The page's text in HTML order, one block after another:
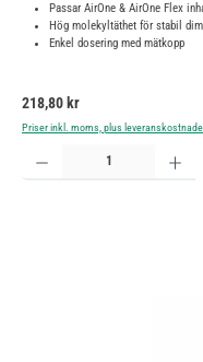
Passar AirOne & AirOne Flex
Hög molekyltäthet för stabil
Enkel dosering med mätkopp
Ordinarie pris:
218,80 kr
Priser inkl. moms, plus
Produktkvantitet: Ange önskat